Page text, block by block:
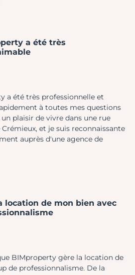
a été très
a été très professionnelle et
à toutes mes questions
plaisir de vivre dans une rue
et je suis reconnaissante
auprès d'une agence de
location de mon bien avec
BIMproperty gère la location de
de professionnalisme. De la